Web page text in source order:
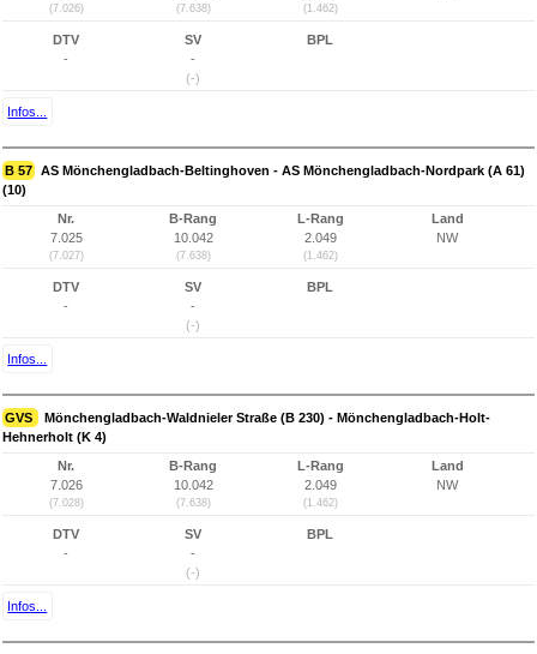
(7.026) (7.638) (1.462)
DTV
-
SV
-
(-)
BPL
Infos...
B 57 AS Mönchengladbach-Beltinghoven - AS Mönchengladbach-Nordpark (A 61)
(10)
Nr.
7.025
(7.027)
B-Rang
10.042
(7.638)
L-Rang
2.049
(1.462)
Land
NW
DTV
-
SV
-
(-)
BPL
Infos...
GVS
Mönchengladbach-Waldnieler Straße (B 230) - Mönchengladbach-Holt-
Hehnerholt (K 4)
Nr.
7.026
(7.028)
B-Rang
10.042
(7.638)
L-Rang
2.049
(1.462)
Land
NW
DTV
-
SV
-
(-)
BPL
Infos...